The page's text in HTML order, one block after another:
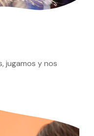
jugamos y nos